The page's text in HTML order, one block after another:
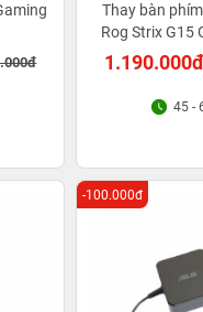
Thay bàn
Rog Strix G15
1.190.000đ
45 -
-100.000đ